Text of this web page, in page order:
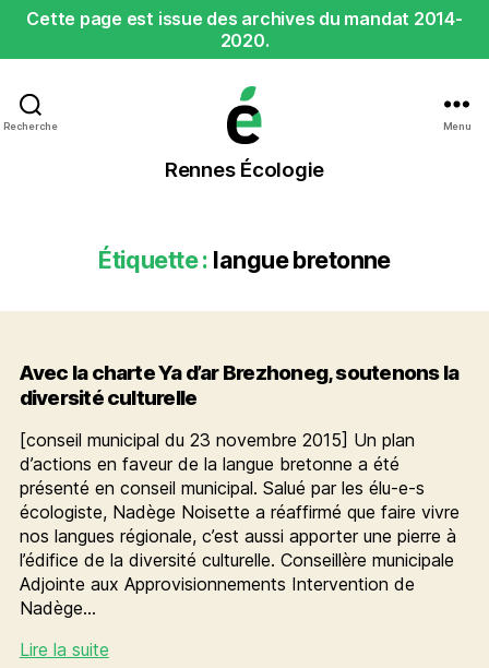
Cette page est issue des archives du mandat 2014-
2020.
Recherche
Rennes
Écologie
Rennes Écologie
Menu
Étiquette : langue bretonne
Avec la charte Ya d’ar Brezhoneg, soutenons la
diversité culturelle
[conseil municipal du 23 novembre 2015] Un plan
d’actions en faveur de la langue bretonne a été
présenté en conseil municipal. Salué par les élu-e-s
écologiste, Nadège Noisette a réaffirmé que faire vivre
nos langues régionale, c’est aussi apporter une pierre à
l’édifice de la diversité culturelle. Conseillère municipale
Adjointe aux Approvisionnements Intervention de
Nadège…
Lire la suiteAvec